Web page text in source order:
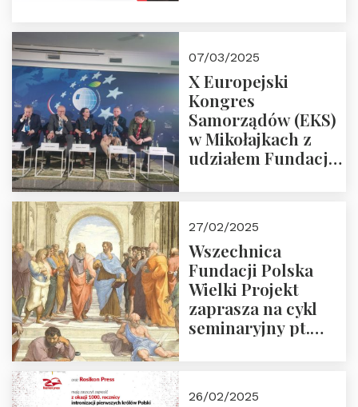
07/03/2025
X Europejski
Kongres
Samorządów (EKS)
w Mikołajkach z
udziałem Fundacji
27/02/2025
Wszechnica
Fundacji Polska
Wielki Projekt
zaprasza na cykl
seminaryjny pt.
26/02/2025